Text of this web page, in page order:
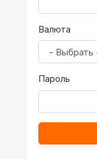
Валюта
Пароль